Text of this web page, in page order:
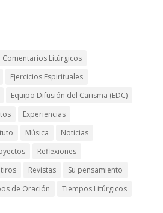
Comentarios Litúrgicos
Ejercicios Espirituales
Equipo Difusión del Carisma (EDC)
Experiencias
Música
Noticias
Reflexiones
Revistas
Su pensamiento
de Oración
Tiempos Litúrgicos